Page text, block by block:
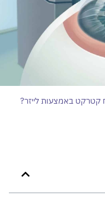
קטרקט באמצעות לייזר?